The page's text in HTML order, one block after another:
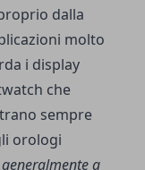
dalla
molto
i display
che
sempre
orologi
a